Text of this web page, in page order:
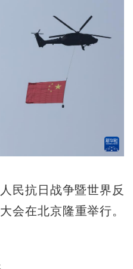
抗日战争暨世界反
会在北京隆重举行。